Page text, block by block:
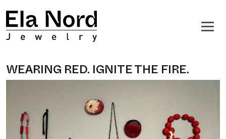
WEARING RED. IGNITE THE FIRE.